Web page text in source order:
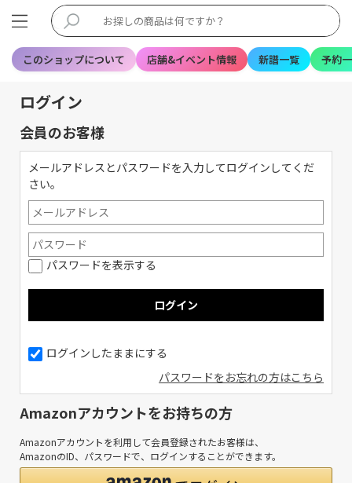
このショップについて 店舗&イベント情報 新譜一覧 予約
ログイン
会員のお客様
メールアドレスとパスワードを入力してログインしてくだ
さい。
パスワードを表示する
ログインしたままにする
パスワードをお忘れの方はこちら
Amazonアカウントをお持ちの方
Amazonアカウントを利用して会員登録されたお客様は、
AmazonのID、パスワードで、ログインすることができます。